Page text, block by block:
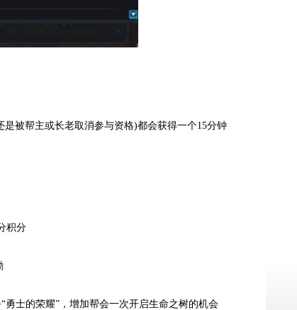
被帮主或长老取消参与资格)都会获得一个15分钟
积分
士的荣耀”，增加帮会一次开启生命之树的机会